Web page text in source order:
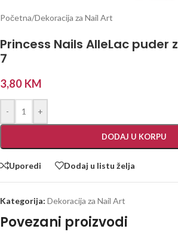
Početna/Dekoracija za Nail Art
Princess Nails AlleLac puder
7
3,80 KM
- +
DODAJ U KORPU
Uporedi Dodaj u listu želja
Kategorija: Dekoracija za Nail Art
Povezani proizvodi